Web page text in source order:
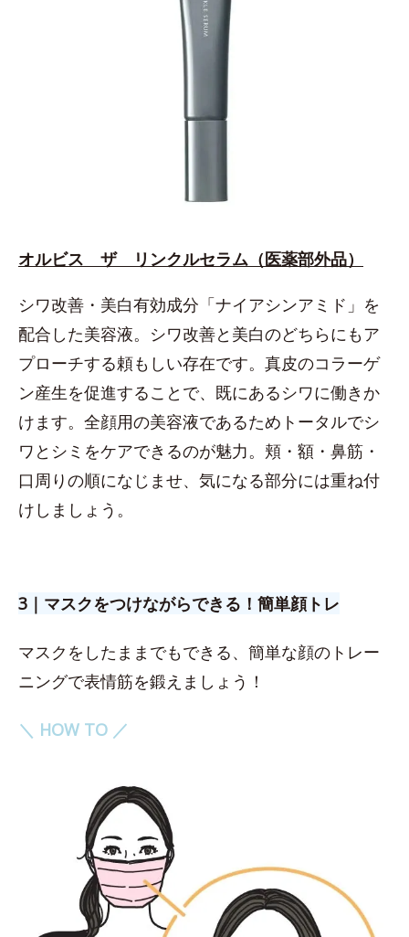
オルビス ザ リンクルセラム（医薬部外品）
シワ改善・美白有効成分「ナイアシンアミド」を
配合した美容液。シワ改善と美白のどちらにもア
プローチする頼もしい存在です。真皮のコラーゲ
ン産生を促進することで、既にあるシワに働きか
けます。全顔用の美容液であるためトータルでシ
ワとシミをケアできるのが魅力。頬・額・鼻筋・
口周りの順になじませ、気になる部分には重ね付
けしましょう。
3｜マスクをつけながらできる！簡単顔トレ
マスクをしたままでもできる、簡単な顔のトレー
ニングで表情筋を鍛えましょう！
＼ HOW TO ／